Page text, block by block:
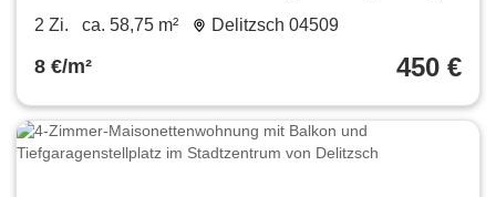
in Delitzsch OT Beerendorf
2 Zi. ca. 58,75 m² Delitzsch 04509
8 €/m² 450 €